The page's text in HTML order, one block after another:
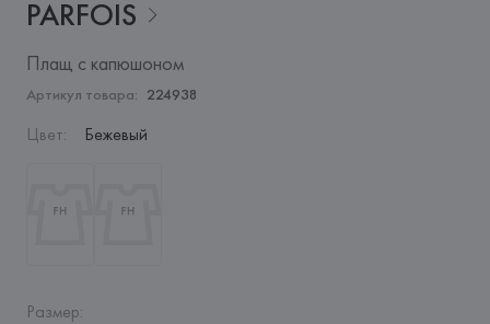
PARFOIS
Плащ с капюшоном
Артикул товара: 224938
Цвет: Бежевый
Размер: